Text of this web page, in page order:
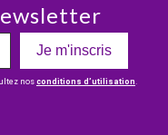
Je m'inscris
nos conditions d’utilisation